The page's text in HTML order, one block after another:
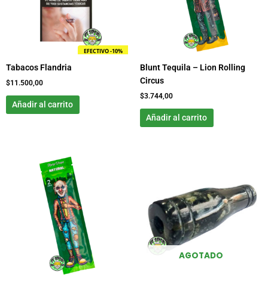
EFECTIVO -10%
Tabacos Flandria
$11.500,00
Añadir al carrito
Blunt Tequila – Lion Rolling
Circus
$3.744,00
Añadir al carrito
AGOTADO